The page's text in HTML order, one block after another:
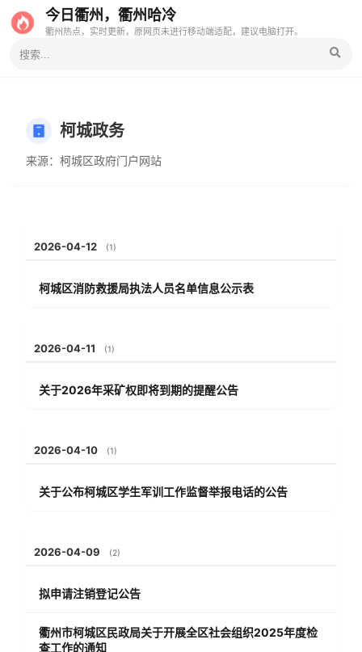
今日衢州，衢州哈冷
衢州热点，实时更新，原网页未进行移动端适配，建议电脑打开。
柯城政务
来源：柯城区政府门户网站
2026-04-12 (1)
柯城区消防救援局执法人员名单信息公示表
2026-04-11 (1)
关于2026年采矿权即将到期的提醒公告
2026-04-10 (1)
关于公布柯城区学生军训工作监督举报电话的公告
2026-04-09 (2)
拟申请注销登记公告
衢州市柯城区民政局关于开展全区社会组织2025年度检
查工作的通知